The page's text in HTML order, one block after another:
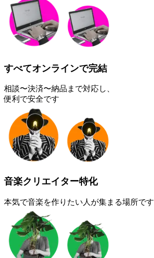
すべてオンラインで完結
相談〜決済〜納品まで対応し、
便利で安全です
音楽クリエイター特化
本気で音楽を作りたい人が集まる場所です